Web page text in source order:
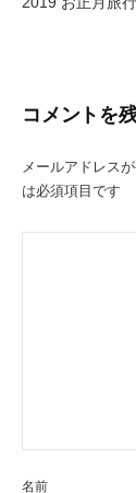
ョ
ン
コメントを
メールアドレス
は必須項目です
名前